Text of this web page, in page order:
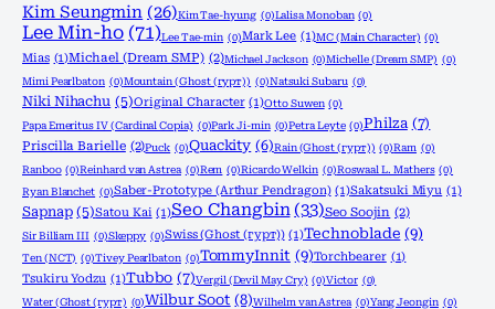
Kim Seungmin (26)Kim Tae-hyung (0)Lalisa Monoban (0)
Lee Min-ho (71)Lee Tae-min (0)Mark Lee (1)MC (Main Character) (0)
Mias (1)Michael (Dream SMP) (2)Michael Jackson (0)Michelle (Dream SMP) (0)
Mimi Pearlbaton (0)Mountain (Ghost (гурт)) (0)Natsuki Subaru (0)
Niki Nihachu (5)Original Character (1)Otto Suwen (0)
Papa Emeritus IV (Cardinal Copia) (0)Park Ji-min (0)Petra Leyte (0)Philza (7)
Priscilla Barielle (2)Puck (0)Quackity (6)Rain (Ghost (гурт)) (0)Ram (0)
Ranboo (0)Reinhard van Astrea (0)Rem (0)Ricardo Welkin (0)Roswaal L. Mathers (0)
Ryan Blanchet (0)Saber-Prototype (Arthur Pendragon) (1)Sakatsuki Miyu (1)
Sapnap (5)Satou Kai (1)Seo Changbin (33)Seo Soojin (2)
Sir Billiam III (0)Skeppy (0)Swiss (Ghost (гурт)) (1)Technoblade (9)
Ten (NCT) (0)Tivey Pearlbaton (0)TommyInnit (9)Torchbearer (1)
Tsukiru Yodzu (1)Tubbo (7)Vergil (Devil May Cry) (0)Victor (0)
Water (Ghost (гурт) (0)Wilbur Soot (8)Wilhelm van Astrea (0)Yang Jeongin (0)